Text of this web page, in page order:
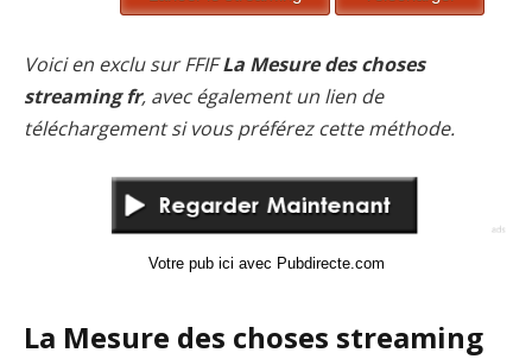
Voici en exclu sur FFIFLa Mesure des choses
streaming fr, avec également un lien de
téléchargement si vous préférez cette méthode.
Votre pub ici avec Pubdirecte.com
La Mesure des choses streaming